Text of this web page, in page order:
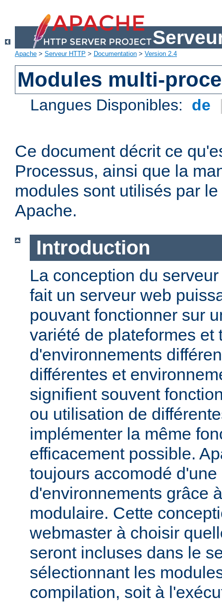
Apache > Serveur HTTP > Documentation > Version 2.4
Modules multi-
Langues Disponibles: de
Ce document décrit ce
Processus, ainsi que la
modules sont utilisés par
Apache.
Introduction
La conception du
fait un serveur web
pouvant fonctionner sur
variété de plateformes et
d'environnements
différentes et
signifient souvent
ou utilisation de
implémenter la même
efficacement possible.
toujours accomodé
d'environnements grâce
modulaire. Cette
webmaster à choisir
seront incluses dans le
sélectionnant les
compilation, soit à